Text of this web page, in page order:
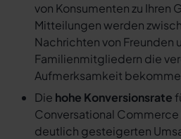
von Konsumenten zu Ihren
Mitteilungen werden
Nachrichten von Freunden
Familienmitgliedern die
Aufmerksamkeit
Die hohe Konversionsrate
Conversational Commerce
deutlich gesteigerten